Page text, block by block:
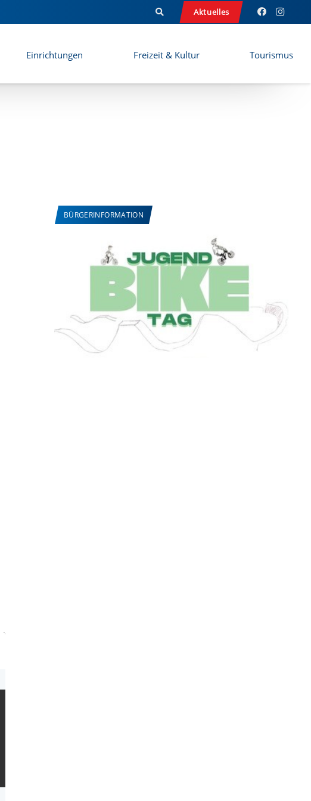
Aktuelles
Einrichtungen Freizeit & Kultur Tourismus
BÜRGERINFORMATION